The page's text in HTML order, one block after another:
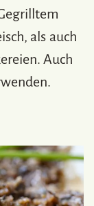
als auch
Auch